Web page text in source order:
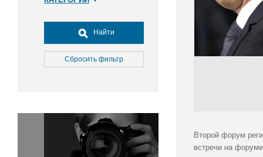
Досуг, туризм и отдых
Культура
Медицина
Окружающая среда
Политика
Правосудие
Найти
Сбросить фильтр
Второй форум
встречи на